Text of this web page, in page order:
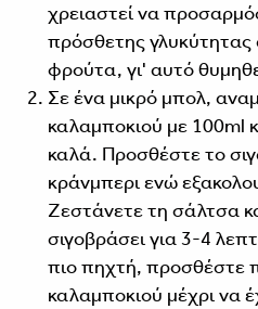
χρειαστεί να
πρόσθετης
φρούτα, γι' αυτό
Σε ένα μικρό μπολ,
καλαμποκιού με 100ml
καλά. Προσθέστε το
κράνμπερι ενώ
Ζεστάνετε τη σάλτσα
σιγοβράσει για 3-4
πιο πηχτή, προσθέστε
καλαμποκιού μέχρι να